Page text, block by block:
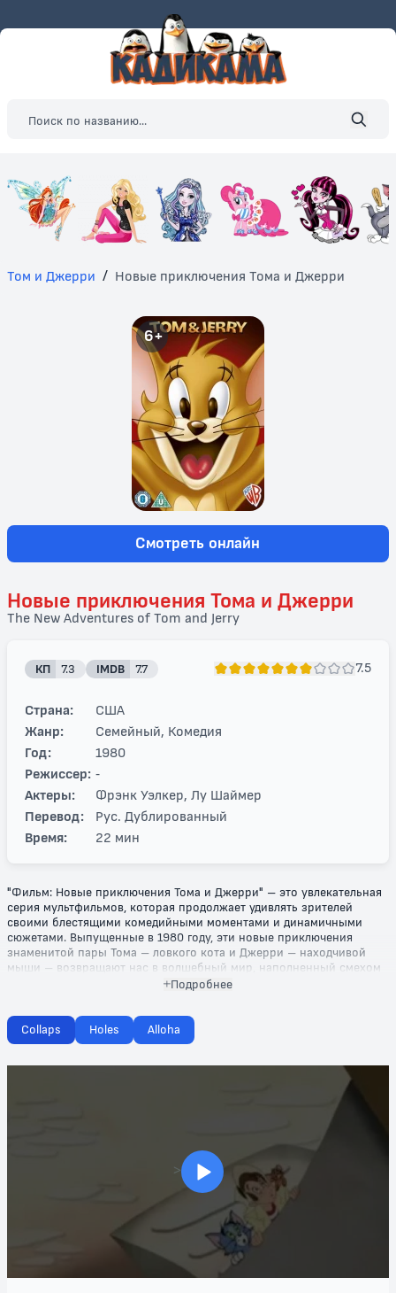
Том и Джерри / Новые приключения Тома и Джерри
6+
Смотреть онлайн
Новые приключения Тома и Джерри
The New Adventures of Tom and Jerry
КП 7.3 IMDB 7.7 7.5
Страна:
США
Жанр:
Семейный, Комедия
Год:
1980
Режиссер: -
Актеры:
Фрэнк Уэлкер, Лу Шаймер
Перевод:
Рус. Дублированный
Время:
22 мин
"Фильм: Новые приключения Тома и Джерри" – это увлекательная
серия мультфильмов, которая продолжает удивлять зрителей
своими блестящими комедийными моментами и динамичными
сюжетами. Выпущенные в 1980 году, эти новые приключения
знаменитой пары Тома – ловкого кота и Джерри – находчивой
мыши – возвращают нас в волшебный мир, наполненный смехом
и захватывающими перипетиями.
Каждая серия предлагает уникальные приключения, в которых Том
снова пытается поймать Джерри, но, как всегда, его планы терпят
крах из-за умелого вмешательства самого хитроумного мышонка.
разума, где неожиданности поджидают на каждом шагу. Яркие
персонажи, ловкие хитрости и численные комические ситуации
Существует множество захватывающих сюжетов: будь то гонка на
самокатах или борьба за кусочек сыра, – каждая серия наполнена
смехом и позитива. "Новые приключения Тома и Джерри" подарят
вам и вашим близким чудесные моменты радости и веселья. Это
идеальный выбор для тех, кто ищет качественный семейный
контент с шутками и яркими персонажами. Загляните в мир, где
смех и приключения не заканчиваются!
Подробнее
Collaps Holes Alloha
>